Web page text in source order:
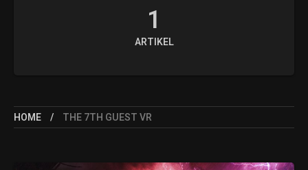
1
ARTIKEL
HOME THE 7TH GUEST VR